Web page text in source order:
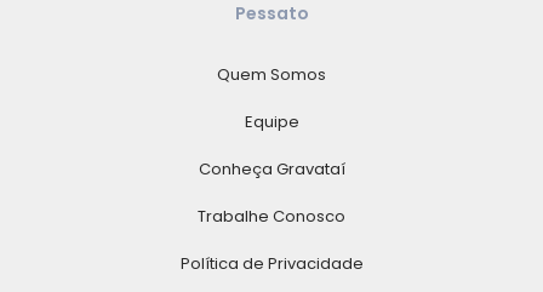
Pessato
Quem Somos
Equipe
Conheça Gravataí
Trabalhe Conosco
Política de Privacidade